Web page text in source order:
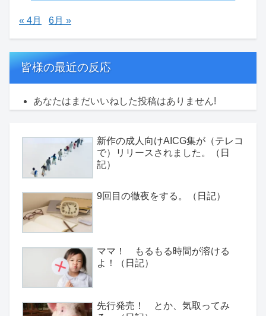
« 4月 6月 »
皆様の最近の反応
あなたはまだいいねした投稿はありません!
新作の成人向けAICG集が（テレコ
で）リリースされました。（日
記）
9回目の徹夜をする。（日記）
ママ！ もるもる時間が溶ける
よ！（日記）
先行発売！ とか、気取ってみ